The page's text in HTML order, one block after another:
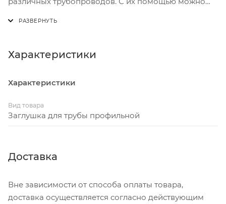
а также огромным выбором размерных.
Характеристики
Характеристики
Вид товара
Заглушка для трубы профильной
Доставка
Вне зависимости от способа оплаты товара,
доставка осуществляется согласно действующим